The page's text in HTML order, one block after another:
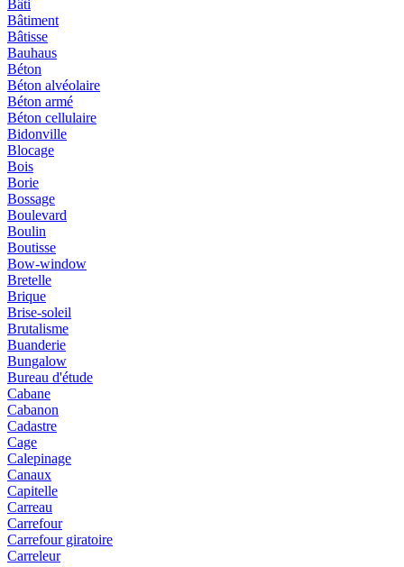
Bâti
Bâtiment
Bâtisse
Bauhaus
Béton
Béton alvéolaire
Béton armé
Béton cellulaire
Bidonville
Blocage
Bois
Borie
Bossage
Boulevard
Boulin
Boutisse
Bow-window
Bretelle
Brique
Brise-soleil
Brutalisme
Buanderie
Bungalow
Bureau d'étude
Cabane
Cabanon
Cadastre
Cage
Calepinage
Canaux
Capitelle
Carreau
Carrefour
Carrefour giratoire
Carreleur